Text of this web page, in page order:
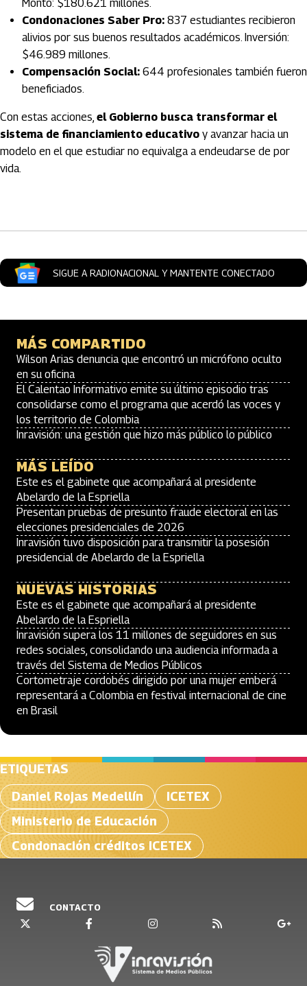
Monto: $180.621 millones.
Condonaciones Saber Pro: 837 estudiantes recibieron
alivios por sus buenos resultados académicos. Inversión:
$46.989 millones.
Compensación Social: 644 profesionales también fueron
beneficiados.
Con estas acciones, el Gobierno busca transformar el
sistema de financiamiento educativo y avanzar hacia un
modelo en el que estudiar no equivalga a endeudarse de por
vida.
SIGUE A RADIONACIONAL Y MANTENTE CONECTADO
MÁS COMPARTIDO
Wilson Arias denuncia que encontró un micrófono oculto
en su oficina
El Calentao Informativo emite su último episodio tras
consolidarse como el programa que acerdó las voces y
los territorio de Colombia
Inravisión: una gestión que hizo más público lo público
MÁS LEÍDO
Este es el gabinete que acompañará al presidente
Abelardo de la Espriella
Presentan pruebas de presunto fraude electoral en las
elecciones presidenciales de 2026
Inravisión tuvo disposición para transmitir la posesión
presidencial de Abelardo de la Espriella
NUEVAS HISTORIAS
Este es el gabinete que acompañará al presidente
Abelardo de la Espriella
Inravisión supera los 11 millones de seguidores en sus
redes sociales, consolidando una audiencia informada a
través del Sistema de Medios Públicos
Cortometraje cordobés dirigido por una mujer emberá
representará a Colombia en festival internacional de cine
en Brasil
ETIQUETAS
Daniel Rojas Medellín
ICETEX
Ministerio de Educación
Condonación créditos ICETEX
CONTACTO